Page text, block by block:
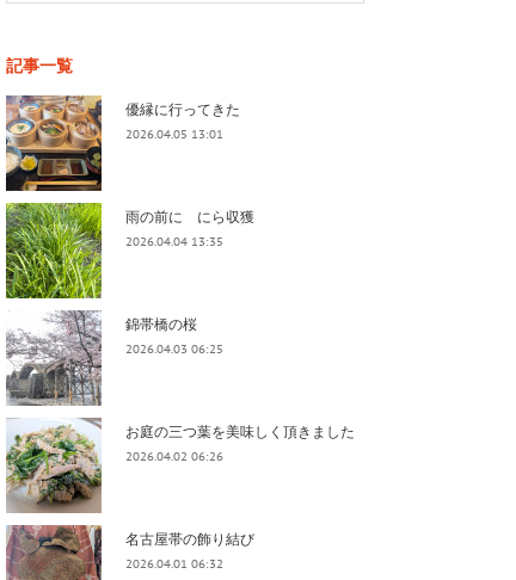
記事一覧
優縁に行ってきた
2026.04.05 13:01
雨の前に にら収獲
2026.04.04 13:35
錦帯橋の桜
2026.04.03 06:25
お庭の三つ葉を美味しく頂きました
2026.04.02 06:26
名古屋帯の飾り結び
2026.04.01 06:32